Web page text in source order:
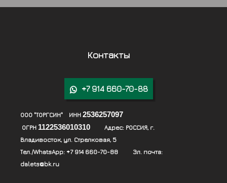
Контакты
 +7 914 660-70-88
ООО "ТОРГСИН" ИНН 2536257097
ОГРН 1122536010310 Адрес: РОССИЯ, г.
Владивосток, ул. Стрелковая, 5
Тел./WhatsApp: +7 914 660-70-88 Эл. почта:
dalets@bk.ru